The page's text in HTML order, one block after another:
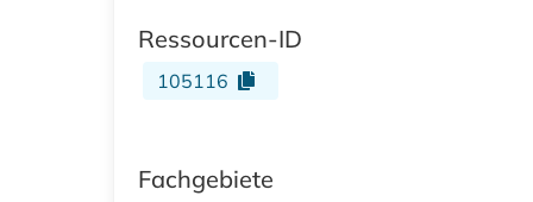
Ressourcen-ID
105116
Fachgebiete